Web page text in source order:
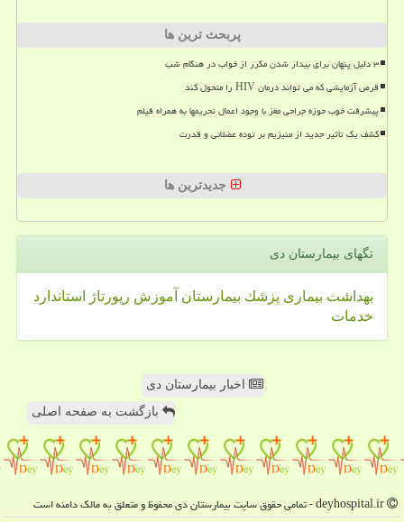
پربحث ترین ها
۳ دلیل پنهان برای بیدار شدن مکرر از خواب در هنگام شب
قرص آزمایشی که می تواند درمان HIV را متحول کند
پیشرفت خوب حوزه جراحی مغز با وجود اعمال تحریمها به همراه فیلم
کشف یک تأثیر جدید از منیزیم بر توده عضلانی و قدرت
جدیدترین ها
تگهای بیمارستان دی
بهداشت بیماری پزشك بیمارستان آموزش رپورتاژ
استاندارد
خدمات
اخبار بیمارستان دی
بازگشت به صفحه اصلی